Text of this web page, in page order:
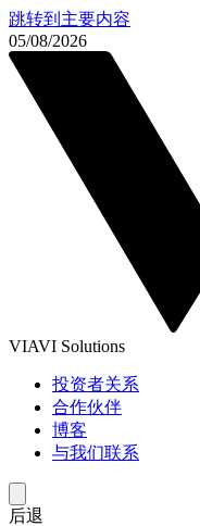
跳转到主要内容
05/08/2026
VIAVI Solutions
投资者关系
合作伙伴
博客
与我们联系
后退